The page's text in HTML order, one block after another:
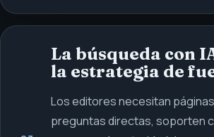
La búsqueda con
la estrategia de
Los editores necesitan
preguntas directas, soporten